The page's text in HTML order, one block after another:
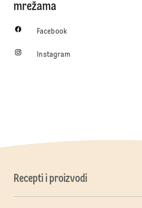
mrežama
Facebook
Instagram
Recepti i proizvodi